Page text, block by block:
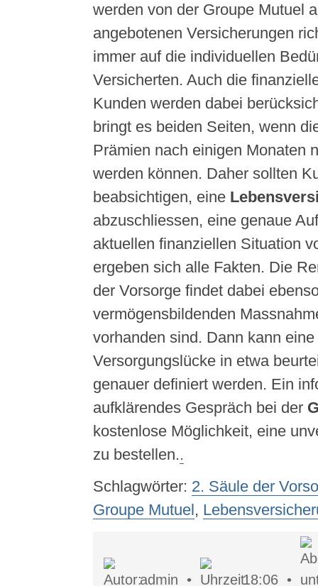
werden von der Groupe Mutuel
angebotenen Versicherungen
immer auf die individuellen
Versicherten. Auch die
Kunden werden dabei
bringt es beiden Seiten, wenn
Prämien nach einigen Monaten
werden können. Daher sollten
beabsichtigen, eine
abzuschliessen, eine genaue
aktuellen finanziellen Situation
ergeben sich alle Fakten. Die
der Vorsorge findet dabei
vermögensbildenden
vorhanden sind. Dann kann
Versorgungslücke in etwa
genauer definiert werden. Ein
aufklärendes Gespräch bei der
kostenlose Möglichkeit, eine
zu bestellen..
Schlagwörter: 2. Säule der
Groupe Mutuel,
admin • 18:06 •